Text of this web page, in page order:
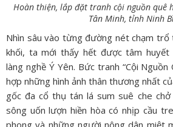
Hoàn thiện, lắp đặt tranh cội nguồn quê
Tân Minh, tỉnh Ninh
Nhìn sâu vào từng đường nét chạm
khối, ta mới thấy hết được tâm huyết
làng nghề Ý Yên. Bức tranh “Cội
hợp những hình ảnh thân thương nhất
gốc đa cổ thụ tán lá sum suê che chở
sông uốn lượn hiền hòa có nhịp cầu
phong và những người nông dân miệt